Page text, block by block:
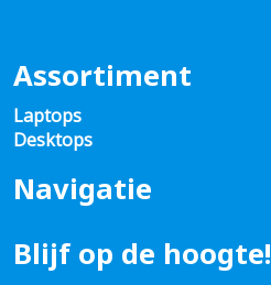
Assortiment
Laptops
Desktops
Navigatie
Blijf op de hoogte!